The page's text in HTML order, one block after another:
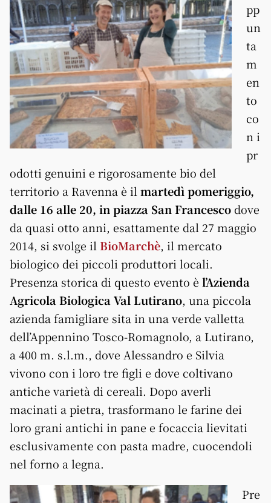
pp
un
ta
m
en
to
co
n i
pr
odotti genuini e rigorosamente bio del
territorio a Ravenna è il martedì pomeriggio,
dalle 16 alle 20, in piazza San Francescodove
da quasi otto anni, esattamente dal 27 maggio
2014, si svolge il BioMarchè, il mercato
biologico dei piccoli produttori locali.
Presenza storica di questo evento è l’Azienda
Agricola Biologica Val Lutirano, una piccola
azienda famigliare sita in una verde valletta
dell’Appennino Tosco-Romagnolo, a Lutirano,
a 400 m. s.l.m., dove Alessandro e Silvia
vivono con i loro tre figli e dove coltivano
antiche varietà di cereali. Dopo averli
macinati a pietra, trasformano le farine dei
loro grani antichi in pane e focaccia lievitati
esclusivamente con pasta madre, cuocendoli
nel forno a legna.
Pre